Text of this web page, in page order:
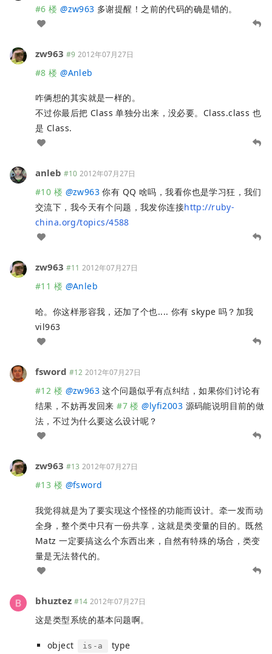
#6 楼 @zw963 多谢提醒！之前的代码的确是错的。
zw963 #9 2012年07月27日
#8 楼 @Anleb
咋俩想的其实就是一样的。
不过你最后把 Class 单独分出来，没必要。Class.class 也
是 Class.
anleb #10 2012年07月27日
#10 楼 @zw963 你有 QQ 啥吗，我看你也是学习狂，我们
交流下，我今天有个问题，我发你连接http://ruby-
china.org/topics/4588
zw963 #11 2012年07月27日
#11 楼 @Anleb
哈。你这样形容我，还加了个也.... 你有 skype 吗？加我
vil963
fsword #12 2012年07月27日
#12 楼 @zw963 这个问题似乎有点纠结，如果你们讨论有
结果，不妨再发回来#7 楼 @lyfi2003 源码能说明目前的做
法，不过为什么要这么设计呢？
zw963 #13 2012年07月27日
#13 楼 @fsword
我觉得就是为了要实现这个怪怪的功能而设计。牵一发而动
全身，整个类中只有一份共享，这就是类变量的目的。既然
Matz 一定要搞这么个东西出来，自然有特殊的场合，类变
量是无法替代的。
bhuztez #14 2012年07月27日
这是类型系统的基本问题啊。
object is-a
type